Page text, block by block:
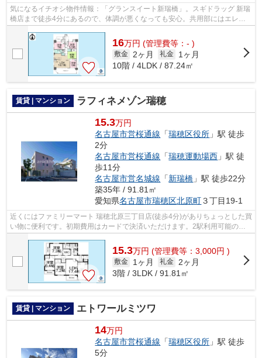
気になるイチオシ物件情報：「グランスイート新瑞橋」。スギドラッグ 新瑞
橋店まで徒歩4分にあるので、体調が悪くなっても安心。共用部にはエレベ
16万円 (管理費等：- )
敷金 2ヶ月 礼金
1ヶ月
10階 / 4LDK / 87.24㎡
賃貸 | マンション ラフィネメゾン瑞穂
15.3万円
名古屋市営桜通線 「瑞穂区役所 」駅 徒歩
2分
名古屋市営桜通線 「瑞穂運動場西 」駅 徒
歩11分
名古屋市営名城線 「新瑞橋 」駅 徒歩22分
築35年 / 91.81㎡
愛知県名古屋市瑞穂区北原町３丁目19-1
近くにはファミリーマート 瑞穂北原三丁目店(徒歩4分)がありちょっとした買
い物に便利です。初期費用はカードで決済いただけます。2駅利用可能のマ
15.3万円 (管理費等：3,000円 )
敷金 1ヶ月 礼金
2ヶ月
3階 / 3LDK / 91.81㎡
賃貸 | マンション エトワールミツワ
14万円
名古屋市営桜通線 「瑞穂区役所 」駅 徒歩
5分